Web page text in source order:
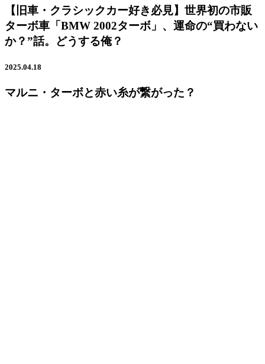
【旧車・クラシックカー好き必見】世界初の市販
ターボ車「BMW 2002ターボ」、運命の“買わない
か？”話。どうする俺？
2025.04.18
マルニ・ターボと赤い糸が繋がった？